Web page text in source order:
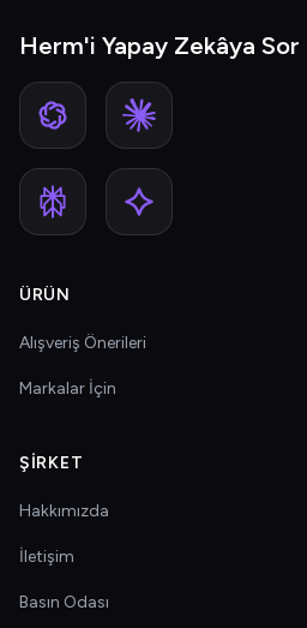
Herm'i Yapay Zekâya Sor
ÜRÜN
Alışveriş Önerileri
Markalar İçin
ŞIRKET
Hakkımızda
İletişim
Basın Odası